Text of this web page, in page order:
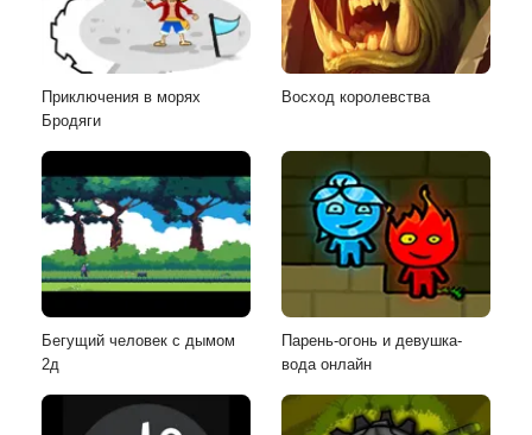
Приключения в морях
Бродяги
Восход королевства
Бегущий человек с дымом
2д
Парень-огонь и девушка-
вода онлайн